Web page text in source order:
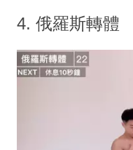
4. 俄羅斯轉體